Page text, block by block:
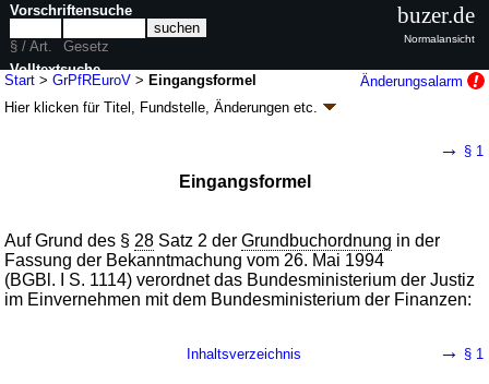
Start >GrPfREuroV >Eingangsformel
Änderungsalarm
Hier klicken fürTitel, Fundstelle, Änderungen etc.
Grundpfandrechte in ausländischer Währung
und in Euro (GrPfREuroVk.a.Abk.
Geltung ab 15.11.1997; FNA: 315-11-14Freiwillige Gerichtsbarkeit
→ § 1
Eingangsformel
Auf Grund des § 28 Satz 2 derGrundbuchordnung in der
Fassung der Bekanntmachung vom 26. Mai 1994
(BGBl. I S. 1114) verordnet das Bundesministerium der Justiz
im Einvernehmen mit dem Bundesministerium der Finanzen:
Inhaltsverzeichnis → § 1
Vorschriftensuche
§ / Art.
Gesetz
Volltextsuche
nur in GrPfREuroV
buzer.de
Normalansicht